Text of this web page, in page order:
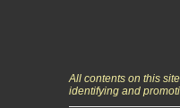
All contents on this
identifying and